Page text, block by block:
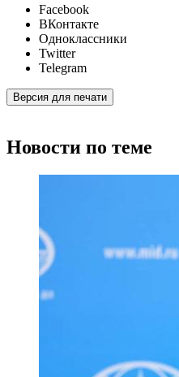
Facebook
ВКонтакте
Одноклассники
Twitter
Telegram
Версия для печати
Новости по теме